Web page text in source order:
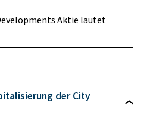
Aktie lautet
der City